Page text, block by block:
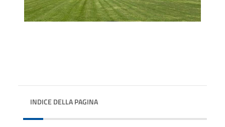
INDICE DELLA PAGINA